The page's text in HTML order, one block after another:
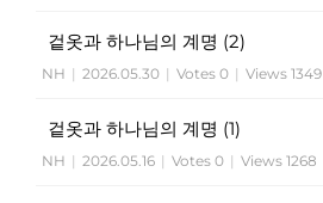
겉옷과 하나님의 계명 (2)
NH | 2026.05.30 | Votes 0 | Views 1349
겉옷과 하나님의 계명 (1)
NH | 2026.05.16 | Votes 0 | Views 1268